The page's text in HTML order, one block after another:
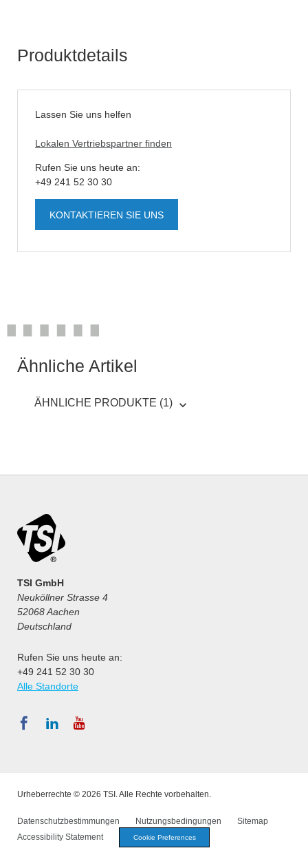
Produktdetails
Lassen Sie uns helfen
Lokalen Vertriebspartner finden
Rufen Sie uns heute an:
+49 241 52 30 30
KONTAKTIEREN SIE UNS
Ähnliche Artikel
ÄHNLICHE PRODUKTE (1)
TSI GmbH
Neuköllner Strasse 4
52068 Aachen
Deutschland
Rufen Sie uns heute an:
+49 241 52 30 30
Alle Standorte
Urheberrechte © 2026 TSI. Alle Rechte vorbehalten.
Datenschutzbestimmungen Nutzungsbedingungen
Sitemap
Accessibility Statement
Cookie Preferences